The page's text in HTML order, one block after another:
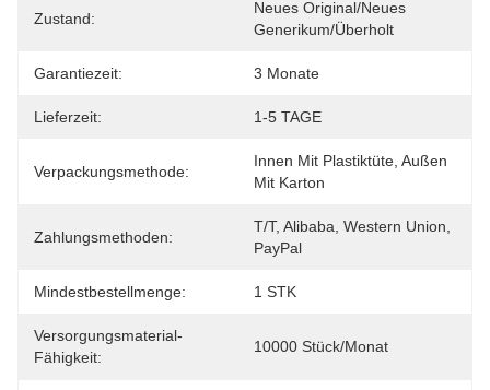
Zustand:
Neues Original/Neues
Generikum/Überholt
Garantiezeit: 3 Monate
Lieferzeit: 1-5 TAGE
Verpackungsmethode:
Innen Mit Plastiktüte, Außen
Mit Karton
Zahlungsmethoden:
T/T, Alibaba, Western Union,
PayPal
Mindestbestellmenge: 1 STK
Versorgungsmaterial-
Fähigkeit:
10000 Stück/Monat